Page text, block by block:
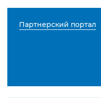
Партнерский портал